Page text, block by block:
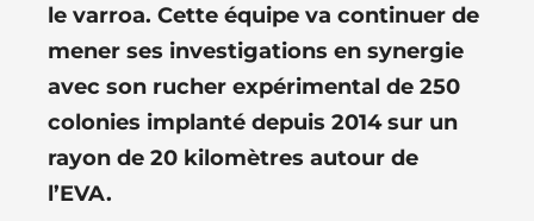
le varroa. Cette équipe va continuer de
mener ses investigations en synergie
avec son rucher expérimental de 250
colonies implanté depuis 2014 sur un
rayon de 20 kilomètres autour de
l’EVA.